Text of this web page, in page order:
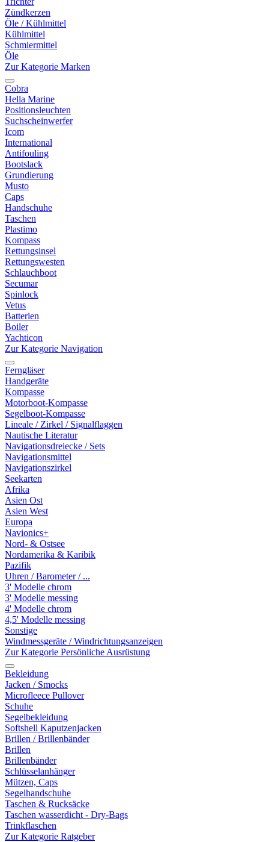
Zündkerzen
Öle / Kühlmittel
Kühlmittel
Schmiermittel
Öle
Zur Kategorie Marken
Cobra
Hella Marine
Positionsleuchten
Suchscheinwerfer
Icom
International
Antifouling
Bootslack
Grundierung
Musto
Caps
Handschuhe
Taschen
Plastimo
Kompass
Rettungsinsel
Rettungswesten
Schlauchboot
Secumar
Spinlock
Vetus
Batterien
Boiler
Yachticon
Zur Kategorie Navigation
Ferngläser
Handgeräte
Kompasse
Motorboot-Kompasse
Segelboot-Kompasse
Lineale / Zirkel / Signalflaggen
Nautische Literatur
Navigationsdreiecke / Sets
Navigationsmittel
Navigationszirkel
Seekarten
Afrika
Asien Ost
Asien West
Europa
Navionics+
Nord- & Ostsee
Nordamerika & Karibik
Pazifik
Uhren / Barometer / ...
3' Modelle chrom
3' Modelle messing
4' Modelle chrom
4,5' Modelle messing
Sonstige
Windmessgeräte / Windrichtungsanzeigen
Zur Kategorie Persönliche Ausrüstung
Bekleidung
Jacken / Smocks
Microfleece Pullover
Schuhe
Segelbekleidung
Softshell Kaputzenjacken
Brillen / Brillenbänder
Brillen
Brillenbänder
Schlüsselanhänger
Mützen, Caps
Segelhandschuhe
Taschen & Rucksäcke
Taschen wasserdicht - Dry-Bags
Trinkflaschen
Zur Kategorie Ratgeber